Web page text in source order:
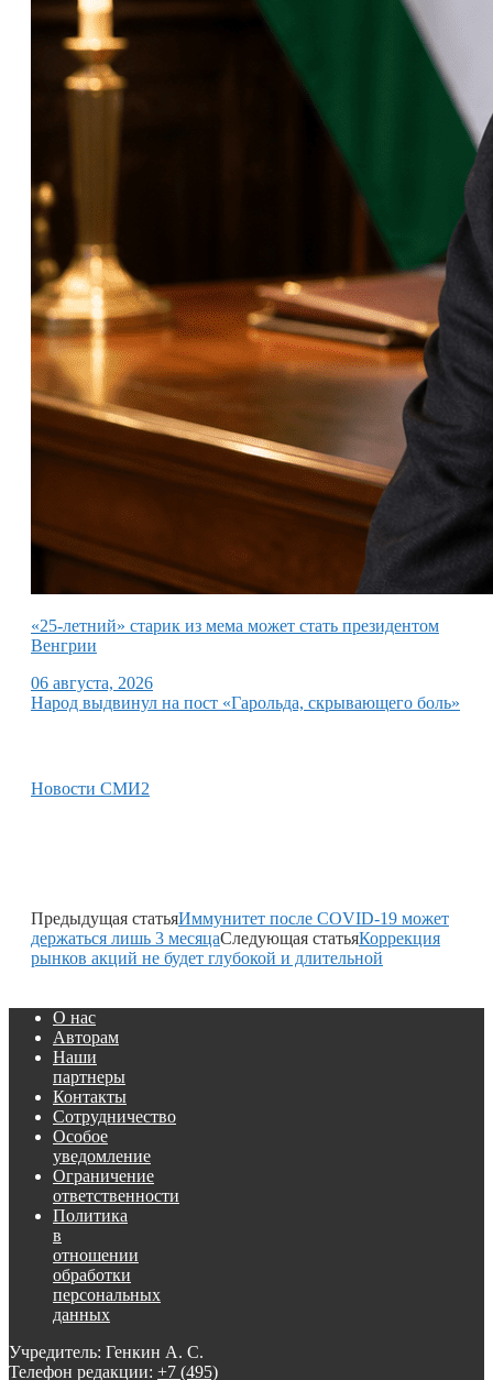
«25-летний» старик из мема может стать президентом
Венгрии
06 августа, 2026
Народ выдвинул на пост «Гарольда, скрывающего боль»
Новости СМИ2
Предыдущая статьяИммунитет после COVID-19 может
держаться лишь 3 месяцаСледующая статьяКоррекция
рынков акций не будет глубокой и длительной
О нас
Авторам
Наши
партнеры
Контакты
Сотрудничество
Особое
уведомление
Ограничение
ответственности
Политика
в
отношении
обработки
персональных
данных
Учредитель: Генкин А. С.
Телефон редакции: +7 (495)